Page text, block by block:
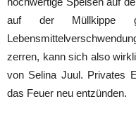
auf der Müllkippe
zerren, kann sich also
von Selina Juul. Privates
das Feuer neu entzünden.